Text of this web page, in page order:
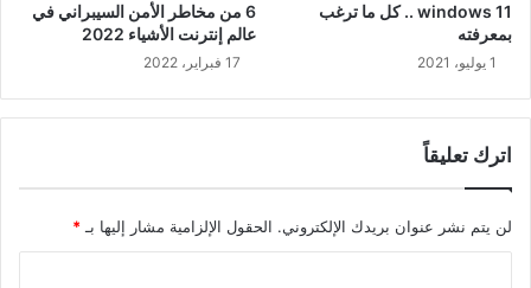
windows 11 .. كل ما ترغب
بمعرفته
1 يوليو، 2021
6 من مخاطر الأمن السيبراني في
عالم إنترنت الأشياء 2022
17 فبراير، 2022
اترك تعليقاً
لن يتم نشر عنوان بريدك الإلكتروني. الحقول الإلزامية مشار إليها بـ *